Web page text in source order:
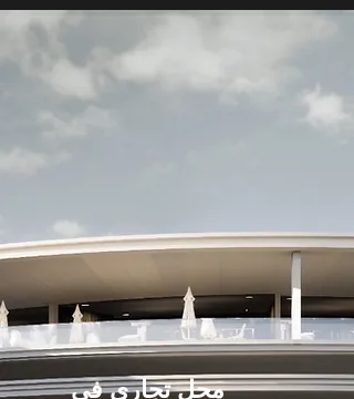
محل تجاري في